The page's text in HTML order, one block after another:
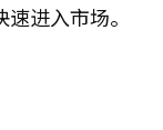
进入市场。